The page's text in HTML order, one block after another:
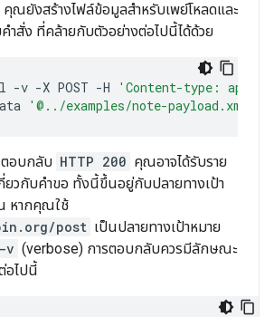
ณยังสร้างไฟล์ข้อมูลสำหรับเพย์โหลดและ
ำสั่ง ที่คล้ายกับตัวอย่างต่อไปนี้ได้ด้วย
-v -X POST -H
'Content-type:
'@../examples/note-payload.xml'
อบกลับ HTTP 200 คุณอาจได้รับราย
กี่ยวกับคำขอ ทั้งนี้ขึ้นอยู่กับปลายทางเป้า
หากคุณใช้
post เป็นปลายทางเป้าหมาย
-v (verbose) การตอบกลับควรมีลักษณะ
อไปนี้